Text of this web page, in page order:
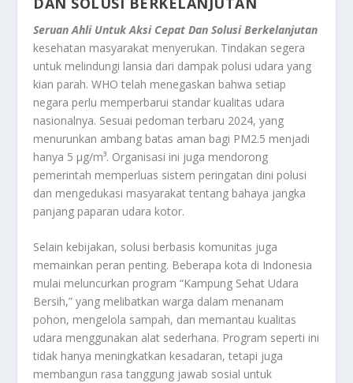
Seruan Ahli Untuk Aksi Cepat Dan Solusi Berkelanjutan
kesehatan masyarakat menyerukan. Tindakan segera
untuk melindungi lansia dari dampak polusi udara yang
kian parah. WHO telah menegaskan bahwa setiap
negara perlu memperbarui standar kualitas udara
nasionalnya. Sesuai pedoman terbaru 2024, yang
menurunkan ambang batas aman bagi PM2.5 menjadi
hanya 5 µg/m³. Organisasi ini juga mendorong
pemerintah memperluas sistem peringatan dini polusi
dan mengedukasi masyarakat tentang bahaya jangka
panjang paparan udara kotor.
Selain kebijakan, solusi berbasis komunitas juga
memainkan peran penting. Beberapa kota di Indonesia
mulai meluncurkan program “Kampung Sehat Udara
Bersih,” yang melibatkan warga dalam menanam
pohon, mengelola sampah, dan memantau kualitas
udara menggunakan alat sederhana. Program seperti ini
tidak hanya meningkatkan kesadaran, tetapi juga
membangun rasa tanggung jawab sosial untuk